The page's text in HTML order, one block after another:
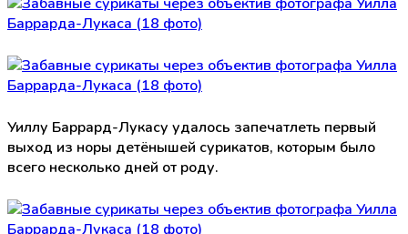
Уиллу Баррард-Лукасу удалось запечатлеть первый
выход из норы детёнышей сурикатов, которым было
всего несколько дней от роду.